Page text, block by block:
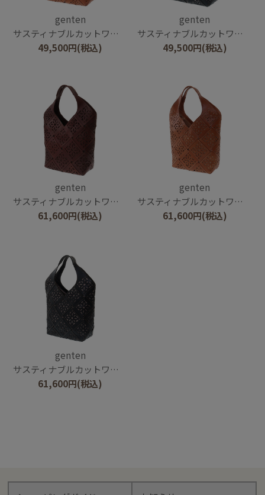
genten
サスティナブルカットワーク トートバッグ（中）
49,500円(税込)
genten
サスティナブルカットワーク トートバッグ（中）
49,500円(税込)
genten
サスティナブルカットワーク トートバッグ（大）
61,600円(税込)
genten
サスティナブルカットワーク トートバッグ（大）
61,600円(税込)
genten
サスティナブルカットワーク トートバッグ（大）
61,600円(税込)